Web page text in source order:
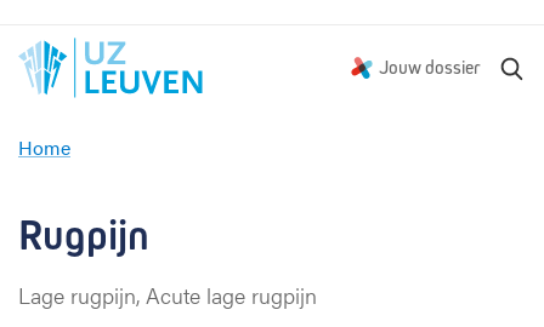
Jouw dossier
Home
p
j
Rugpijn
Lage rugpijn, Acute lage rugpijn